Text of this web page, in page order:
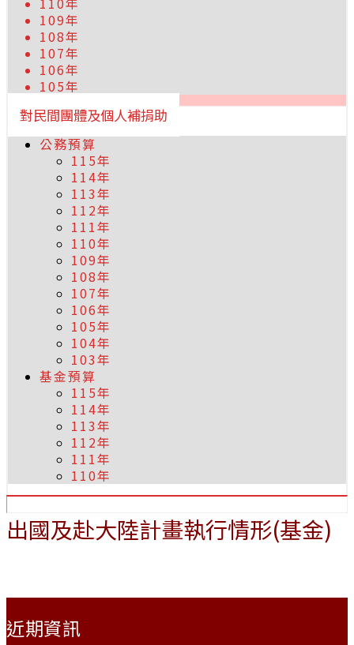
109年
108年
107年
106年
105年
對民間團體及個人補捐助
公務預算
115年
114年
113年
112年
111年
110年
109年
108年
107年
106年
105年
104年
103年
基金預算
115年
114年
113年
112年
111年
110年
出國及赴大陸計畫執行情形(基金)
近期資訊